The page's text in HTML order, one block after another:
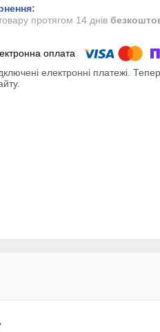
протягом 14 днів
електронні платежі.